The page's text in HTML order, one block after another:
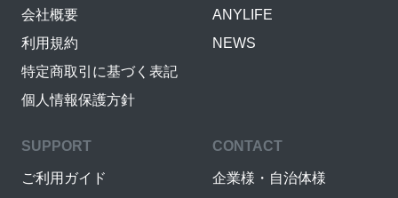
会社概要
利用規約
特定商取引に基づく表記
個人情報保護方針
ANYLIFE
NEWS
SUPPORT
ご利用ガイド
CONTACT
企業様・自治体様